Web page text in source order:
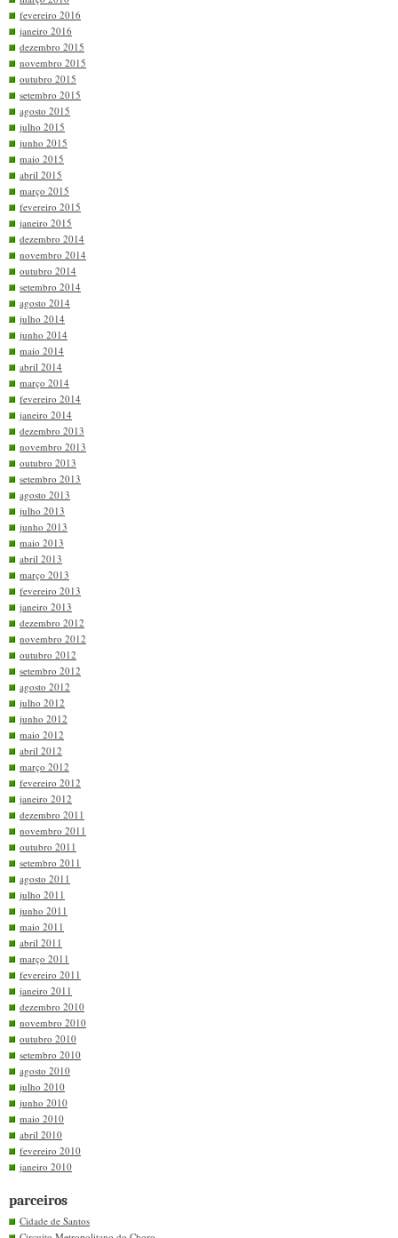
fevereiro 2016
janeiro 2016
dezembro 2015
novembro 2015
outubro 2015
setembro 2015
agosto 2015
julho 2015
junho 2015
maio 2015
abril 2015
março 2015
fevereiro 2015
janeiro 2015
dezembro 2014
novembro 2014
outubro 2014
setembro 2014
agosto 2014
julho 2014
junho 2014
maio 2014
abril 2014
março 2014
fevereiro 2014
janeiro 2014
dezembro 2013
novembro 2013
outubro 2013
setembro 2013
agosto 2013
julho 2013
junho 2013
maio 2013
abril 2013
março 2013
fevereiro 2013
janeiro 2013
dezembro 2012
novembro 2012
outubro 2012
setembro 2012
agosto 2012
julho 2012
junho 2012
maio 2012
abril 2012
março 2012
fevereiro 2012
janeiro 2012
dezembro 2011
novembro 2011
outubro 2011
setembro 2011
agosto 2011
julho 2011
junho 2011
maio 2011
abril 2011
março 2011
fevereiro 2011
janeiro 2011
dezembro 2010
novembro 2010
outubro 2010
setembro 2010
agosto 2010
julho 2010
junho 2010
maio 2010
abril 2010
fevereiro 2010
janeiro 2010
parceiros
Cidade de Santos